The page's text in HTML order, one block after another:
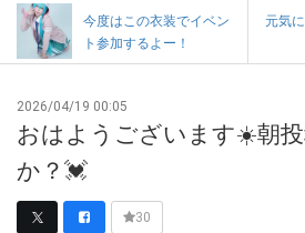
今度はこの衣装でイベン
ト参加するよー！
元気
2026/04/19 00:05
おはようございます☀️朝
か？💓
30